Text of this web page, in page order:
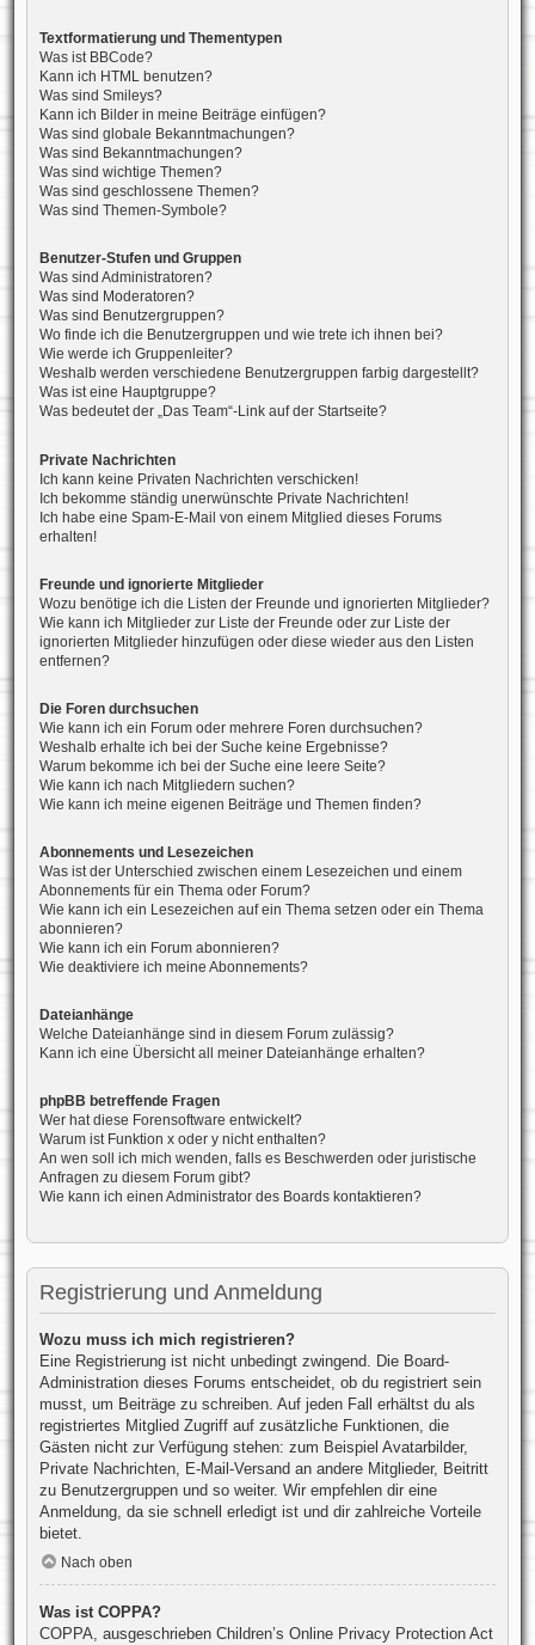
Textformatierung und Thementypen
Was ist BBCode?
Kann ich HTML benutzen?
Was sind Smileys?
Kann ich Bilder in meine Beiträge einfügen?
Was sind globale Bekanntmachungen?
Was sind Bekanntmachungen?
Was sind wichtige Themen?
Was sind geschlossene Themen?
Was sind Themen-Symbole?
Benutzer-Stufen und Gruppen
Was sind Administratoren?
Was sind Moderatoren?
Was sind Benutzergruppen?
Wo finde ich die Benutzergruppen und wie trete ich ihnen bei?
Wie werde ich Gruppenleiter?
Weshalb werden verschiedene Benutzergruppen farbig dargestellt?
Was ist eine Hauptgruppe?
Was bedeutet der „Das Team“-Link auf der Startseite?
Private Nachrichten
Ich kann keine Privaten Nachrichten verschicken!
Ich bekomme ständig unerwünschte Private Nachrichten!
Ich habe eine Spam-E-Mail von einem Mitglied dieses Forums
erhalten!
Freunde und ignorierte Mitglieder
Wozu benötige ich die Listen der Freunde und ignorierten Mitglieder?
Wie kann ich Mitglieder zur Liste der Freunde oder zur Liste der
ignorierten Mitglieder hinzufügen oder diese wieder aus den Listen
entfernen?
Die Foren durchsuchen
Wie kann ich ein Forum oder mehrere Foren durchsuchen?
Weshalb erhalte ich bei der Suche keine Ergebnisse?
Warum bekomme ich bei der Suche eine leere Seite?
Wie kann ich nach Mitgliedern suchen?
Wie kann ich meine eigenen Beiträge und Themen finden?
Abonnements und Lesezeichen
Was ist der Unterschied zwischen einem Lesezeichen und einem
Abonnements für ein Thema oder Forum?
Wie kann ich ein Lesezeichen auf ein Thema setzen oder ein Thema
abonnieren?
Wie kann ich ein Forum abonnieren?
Wie deaktiviere ich meine Abonnements?
Dateianhänge
Welche Dateianhänge sind in diesem Forum zulässig?
Kann ich eine Übersicht all meiner Dateianhänge erhalten?
phpBB betreffende Fragen
Wer hat diese Forensoftware entwickelt?
Warum ist Funktion x oder y nicht enthalten?
An wen soll ich mich wenden, falls es Beschwerden oder juristische
Anfragen zu diesem Forum gibt?
Wie kann ich einen Administrator des Boards kontaktieren?
Registrierung und Anmeldung
Wozu muss ich mich registrieren?
Eine Registrierung ist nicht unbedingt zwingend. Die Board-
Administration dieses Forums entscheidet, ob du registriert sein
musst, um Beiträge zu schreiben. Auf jeden Fall erhältst du als
registriertes Mitglied Zugriff auf zusätzliche Funktionen, die
Gästen nicht zur Verfügung stehen: zum Beispiel Avatarbilder,
Private Nachrichten, E-Mail-Versand an andere Mitglieder, Beitritt
zu Benutzergruppen und so weiter. Wir empfehlen dir eine
Anmeldung, da sie schnell erledigt ist und dir zahlreiche Vorteile
bietet.
Nach oben
Was ist COPPA?
COPPA, ausgeschrieben Children’s Online Privacy Protection Act